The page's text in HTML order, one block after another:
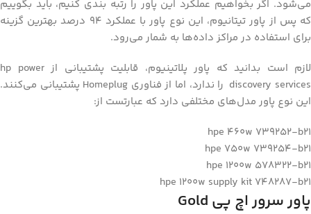
می‌شود. اگر بخواهیم عملکرد این پاور را رتبه بندی کنیم، باید بگوییم
که پس از پاور تیتانیوم، این نوع پاور با عملکرد 94 درصد بهترین گزینه
برای استفاده در مراکز داده‌ها به شمار می‌رود.
لازم است بدانید که پاور پلاتینیوم، قابلیت پشتیبانی از hp power
discovery services را ندارد، اما از فناوری Homeplug پشتیبانی می‌کنند.
این نوع پاور مدل‌های مختلفی دارد که عبارتست از:
hpe 460w 739252-b21
hpe 750w 739254-b21
hpe 1200w 578322-b21
hpe 1200w supply kit 748287-b21
پاور سرور اچ پی Gold